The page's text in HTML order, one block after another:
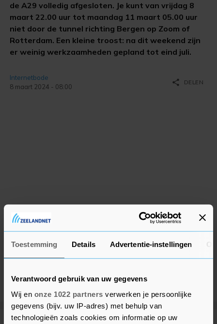
Toestemming Details Advertentie-instellingen
Verantwoord gebruik van uw gegevens
Wij en onze 1022 partners verwerken je persoonlijke
gegevens (bijv. uw IP-adres) met behulp van
technologieën zoals cookies om informatie op uw
de A29 volledig afgesloten. Je kunt van vrijdag 8
maart 22.00 uur tot maandag 11 maart 05.00 uur
niet door de tunnel richting Bergen op Zoom of
Rotterdam. Een kleine troost: na dit weekend zijn
er weinig werkzaamheden gepland tot eind juli.
Internetbode
8 maart 2024 - 08:00
share DELEN